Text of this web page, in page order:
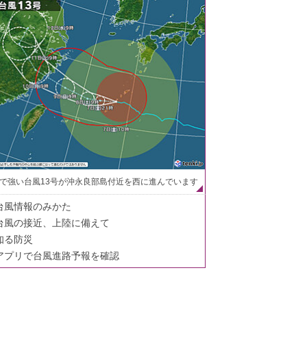
強い台風13号が沖永良部島付近を西に進んでいます
風情報のみかた
風の接近、上陸に備えて
る防災
プリで台風進路予報を確認